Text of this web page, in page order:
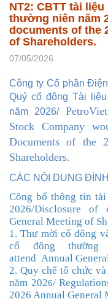
NT2: CBTT tài
thường niên năm
documents of the
of Shareholders.
07/05/2026
Công ty Cổ phần
Quý cổ đông Tài
năm 2026/
Stock Company
Documents of the
Shareholders.
CÁC NỘI DUNG
Công bố thông tin
2026/Disclosure of
General Meeting of
1. Thư mời cổ đông
cổ đông thường
attend Annual
2. Quy chế tổ chức
năm 2026/
2026 Annual General